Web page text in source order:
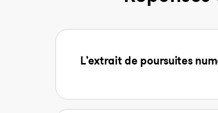
L'extrait de poursuites